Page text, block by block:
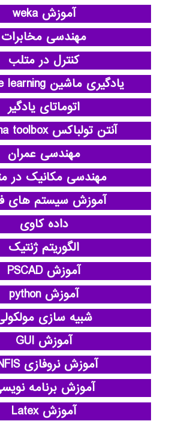
آموزش weka
مهندسی مخابرات
کنترل در متلب
یادگیری ماشین machine learning
اتوماتای یادگیر
آنتن تولباکس antenna toolbox
مهندسی عمران
مهندسی مکانیک در
آموزش سیستم های
داده کاوی
الگوریتم ژنتیک
آموزش PSCAD
آموزش python
شبیه سازی
آموزش GUI
آموزش نروفازی ANFIS
آموزش برنامه
آموزش Latex